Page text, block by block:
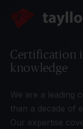
Certification
knowledge
We are a leading
than a decade of
Our expertise